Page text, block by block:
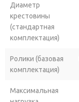
Диаметр
крестовины
(стандартная
комплектация)
Ролики (базовая
комплектация)
Максимальная